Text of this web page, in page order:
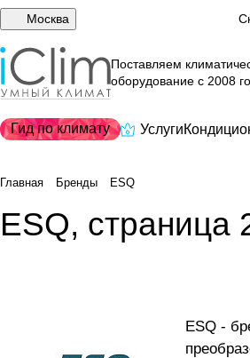
Москва
Поставляем
оборудование с 2008
Гид по климату Услуги
Главная Бренды ESQ
ESQ, страница
ESQ -